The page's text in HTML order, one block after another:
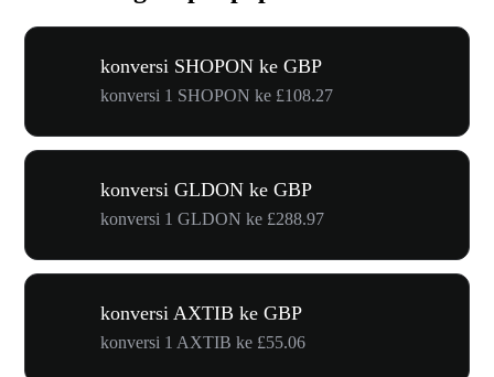
konversi SHOPON ke GBP
konversi 1 SHOPON ke £108.27
konversi GLDON ke GBP
konversi 1 GLDON ke £288.97
konversi AXTIB ke GBP
konversi 1 AXTIB ke £55.06